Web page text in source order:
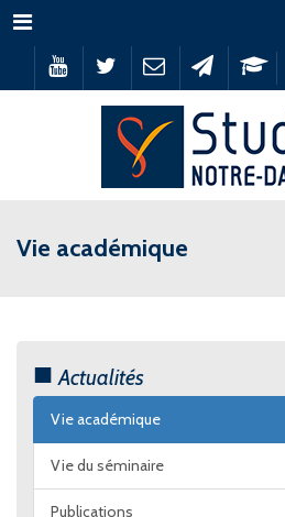
Menu
Vie académique
Actualités
Vie académique
Vie du séminaire
Publications